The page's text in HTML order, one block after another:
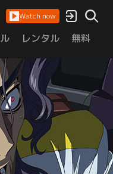
Watch now
レンタル 無料